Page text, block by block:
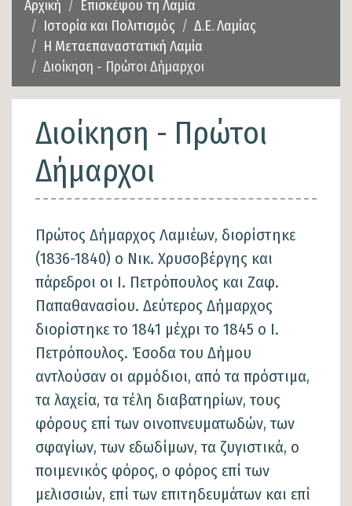
Αρχική
Επισκέψου τη Λαμία
Ιστορία και Πολιτισμός
Δ.Ε. Λαμίας
Η Μεταεπαναστατική Λαμία
Διοίκηση - Πρώτοι Δήμαρχοι
Διοίκηση - Πρώτοι
Δήμαρχοι
Πρώτος Δήμαρχος Λαμιέων, διορίστηκε
(1836-1840) ο Νικ. Χρυσοβέργης και
πάρεδροι οι Ι. Πετρόπουλος και Ζαφ.
Παπαθανασίου. Δεύτερος Δήμαρχος
διορίστηκε το 1841 μέχρι το 1845 ο Ι.
Πετρόπουλος. Έσοδα του Δήμου
αντλούσαν οι αρμόδιοι, από τα πρόστιμα,
τα λαχεία, τα τέλη διαβατηρίων, τους
φόρους επί των οινοπνευματωδών, των
σφαγίων, των εδωδίμων, τα ζυγιστικά, ο
ποιμενικός φόρος, ο φόρος επί των
μελισσιών, επί των επιτηδευμάτων και επί